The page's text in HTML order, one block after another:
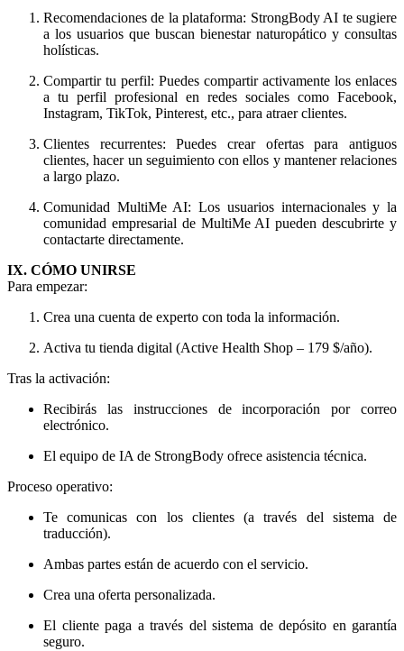
Recomendaciones de la plataforma: StrongBody AI te sugiere
a los usuarios que buscan bienestar naturopático y consultas
holísticas.
Compartir tu perfil: Puedes compartir activamente los enlaces
a tu perfil profesional en redes sociales como Facebook,
Instagram, TikTok, Pinterest, etc., para atraer clientes.
Clientes recurrentes: Puedes crear ofertas para antiguos
clientes, hacer un seguimiento con ellos y mantener relaciones
a largo plazo.
Comunidad MultiMe AI: Los usuarios internacionales y la
comunidad empresarial de MultiMe AI pueden descubrirte y
contactarte directamente.
IX. CÓMO UNIRSE
Para empezar:
Crea una cuenta de experto con toda la información.
Activa tu tienda digital (Active Health Shop – 179 $/año).
Tras la activación:
Recibirás las instrucciones de incorporación por correo
electrónico.
El equipo de IA de StrongBody ofrece asistencia técnica.
Proceso operativo:
Te comunicas con los clientes (a través del sistema de
traducción).
Ambas partes están de acuerdo con el servicio.
Crea una oferta personalizada.
El cliente paga a través del sistema de depósito en garantía
seguro.